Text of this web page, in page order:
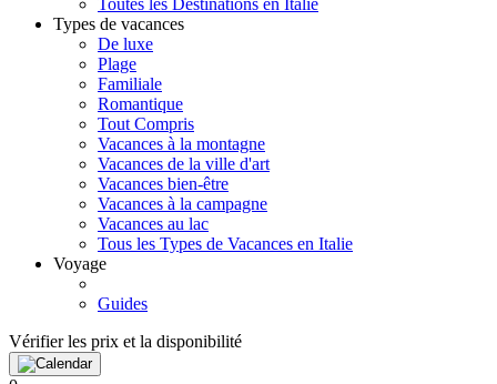
Toutes les Destinations en Italie
Types de vacances
De luxe
Plage
Familiale
Romantique
Tout Compris
Vacances à la montagne
Vacances de la ville d'art
Vacances bien-être
Vacances à la campagne
Vacances au lac
Tous les Types de Vacances en Italie
Voyage
Guides
Vérifier les prix et la disponibilité